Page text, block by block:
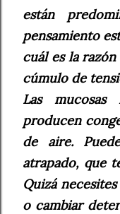
están
pensamiento
cuál es la
cúmulo de
Las mucosas
producen
de aire.
atrapado, que
Quizá
o cambiar